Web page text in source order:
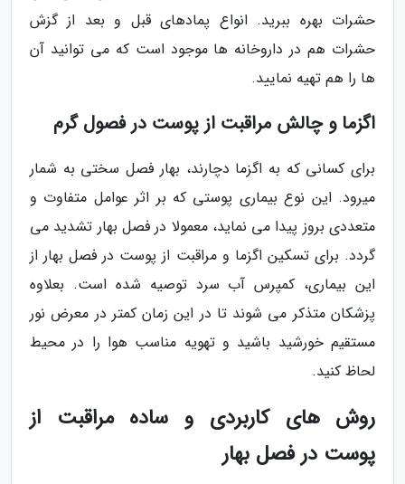
حشرات بهره ببرید. انواع پمادهای قبل و بعد از گزش
حشرات هم در داروخانه ها موجود است که می توانید آن
ها را هم تهیه نمایید.
اگزما و چالش مراقبت از پوست در فصول گرم
برای کسانی که به اگزما دچارند، بهار فصل سختی به شمار
میرود. این نوع بیماری پوستی که بر اثر عوامل متفاوت و
متعددی بروز پیدا می نماید، معمولا در فصل بهار تشدید می
گردد. برای تسکین اگزما و مراقبت از پوست در فصل بهار از
این بیماری، کمپرس آب سرد توصیه شده است. بعلاوه
پزشکان متذکر می شوند تا در این زمان کمتر در معرض نور
مستقیم خورشید باشید و تهویه مناسب هوا را در محیط
لحاظ کنید.
روش های کاربردی و ساده مراقبت از
پوست در فصل بهار